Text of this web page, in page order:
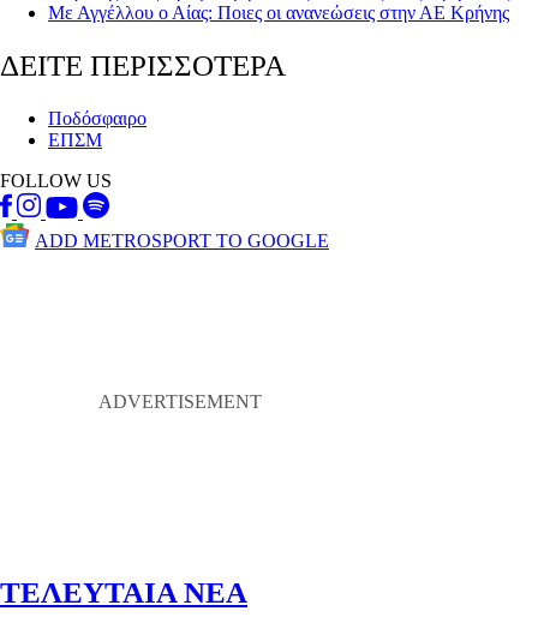
Με Αγγέλλου ο Αίας: Ποιες οι ανανεώσεις στην ΑΕ Κρήνης
ΔΕΙΤΕ ΠΕΡΙΣΣΟΤΕΡΑ
Ποδόσφαιρο
ΕΠΣΜ
FOLLOW US
ADD METROSPORT TO GOOGLE
ΤΕΛΕΥΤΑΙΑ ΝΕΑ